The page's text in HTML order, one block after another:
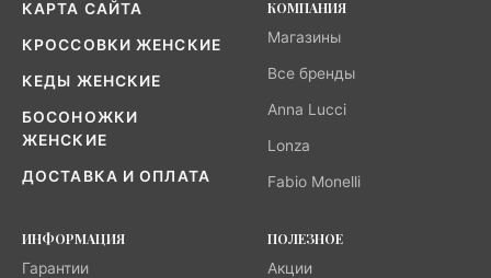
КАРТА САЙТА
КРОССОВКИ ЖЕНСКИЕ
КЕДЫ ЖЕНСКИЕ
БОСОНОЖКИ
ЖЕНСКИЕ
ДОСТАВКА И ОПЛАТА
КОМПАНИЯ
Магазины
Все бренды
Anna Lucci
Lonza
Fabio Monelli
ИНФОРМАЦИЯ
Гарантии
ПОЛЕЗНОЕ
Акции